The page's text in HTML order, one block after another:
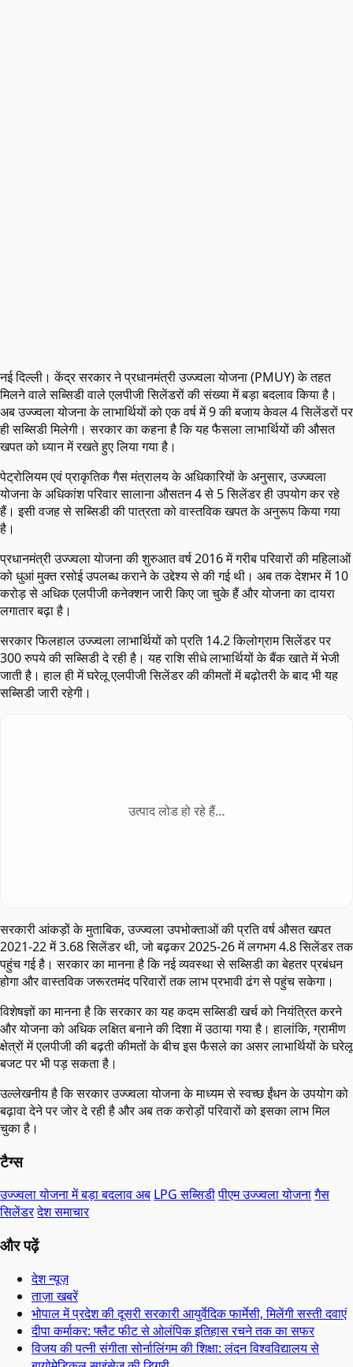
नई दिल्ली। केंद्र सरकार ने प्रधानमंत्री उज्ज्वला योजना (PMUY) के तहत
मिलने वाले सब्सिडी वाले एलपीजी सिलेंडरों की संख्या में बड़ा बदलाव किया है।
अब उज्ज्वला योजना के लाभार्थियों को एक वर्ष में 9 की बजाय केवल 4 सिलेंडरों पर
ही सब्सिडी मिलेगी। सरकार का कहना है कि यह फैसला लाभार्थियों की औसत
खपत को ध्यान में रखते हुए लिया गया है।
पेट्रोलियम एवं प्राकृतिक गैस मंत्रालय के अधिकारियों के अनुसार, उज्ज्वला
योजना के अधिकांश परिवार सालाना औसतन 4 से 5 सिलेंडर ही उपयोग कर रहे
हैं। इसी वजह से सब्सिडी की पात्रता को वास्तविक खपत के अनुरूप किया गया
है।
प्रधानमंत्री उज्ज्वला योजना की शुरुआत वर्ष 2016 में गरीब परिवारों की महिलाओं
को धुआं मुक्त रसोई उपलब्ध कराने के उद्देश्य से की गई थी। अब तक देशभर में 10
करोड़ से अधिक एलपीजी कनेक्शन जारी किए जा चुके हैं और योजना का दायरा
लगातार बढ़ा है।
सरकार फिलहाल उज्ज्वला लाभार्थियों को प्रति 14.2 किलोग्राम सिलेंडर पर
300 रुपये की सब्सिडी दे रही है। यह राशि सीधे लाभार्थियों के बैंक खाते में भेजी
जाती है। हाल ही में घरेलू एलपीजी सिलेंडर की कीमतों में बढ़ोतरी के बाद भी यह
सब्सिडी जारी रहेगी।
उत्पाद लोड हो रहे हैं…
सरकारी आंकड़ों के मुताबिक, उज्ज्वला उपभोक्ताओं की प्रति वर्ष औसत खपत
2021-22 में 3.68 सिलेंडर थी, जो बढ़कर 2025-26 में लगभग 4.8 सिलेंडर तक
पहुंच गई है। सरकार का मानना है कि नई व्यवस्था से सब्सिडी का बेहतर प्रबंधन
होगा और वास्तविक जरूरतमंद परिवारों तक लाभ प्रभावी ढंग से पहुंच सकेगा।
विशेषज्ञों का मानना है कि सरकार का यह कदम सब्सिडी खर्च को नियंत्रित करने
और योजना को अधिक लक्षित बनाने की दिशा में उठाया गया है। हालांकि, ग्रामीण
क्षेत्रों में एलपीजी की बढ़ती कीमतों के बीच इस फैसले का असर लाभार्थियों के घरेलू
बजट पर भी पड़ सकता है।
उल्लेखनीय है कि सरकार उज्ज्वला योजना के माध्यम से स्वच्छ ईंधन के उपयोग को
बढ़ावा देने पर जोर दे रही है और अब तक करोड़ों परिवारों को इसका लाभ मिल
चुका है।
टैग्स
उज्ज्वला योजना में बड़ा बदलाव अब LPG सब्सिडीपीएम उज्ज्वला योजनागैस
सिलेंडरदेश समाचार
और पढ़ें
देश न्यूज़
ताज़ा खबरें
भोपाल में प्रदेश की दूसरी सरकारी आयुर्वेदिक फार्मेसी, मिलेंगी सस्ती दवाएं
दीपा कर्माकर: फ्लैट फीट से ओलंपिक इतिहास रचने तक का सफर
विजय की पत्नी संगीता सोर्नालिंगम की शिक्षा: लंदन विश्वविद्यालय से